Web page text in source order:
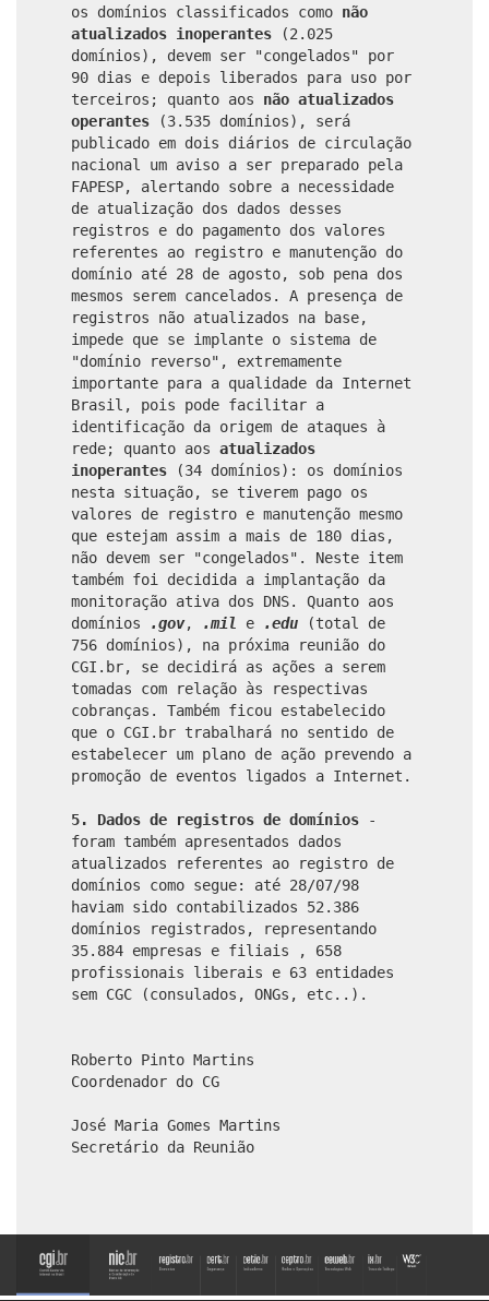
os domínios classificados como não
atualizados inoperantes (2.025
domínios), devem ser "congelados" por
90 dias e depois liberados para uso por
terceiros; quanto aos não atualizados
operantes (3.535 domínios), será
publicado em dois diários de circulação
nacional um aviso a ser preparado pela
FAPESP, alertando sobre a necessidade
de atualização dos dados desses
registros e do pagamento dos valores
referentes ao registro e manutenção do
domínio até 28 de agosto, sob pena dos
mesmos serem cancelados. A presença de
registros não atualizados na base,
impede que se implante o sistema de
"domínio reverso", extremamente
importante para a qualidade da Internet
Brasil, pois pode facilitar a
identificação da origem de ataques à
rede; quanto aos atualizados
inoperantes (34 domínios): os domínios
nesta situação, se tiverem pago os
valores de registro e manutenção mesmo
que estejam assim a mais de 180 dias,
não devem ser "congelados". Neste item
também foi decidida a implantação da
monitoração ativa dos DNS. Quanto aos
domínios
.gov, .mil e .edu (total de
756 domínios), na próxima reunião do
CGI.br, se decidirá as ações a serem
tomadas com relação às respectivas
cobranças. Também ficou estabelecido
que o CGI.br trabalhará no sentido de
estabelecer um plano de ação prevendo a
promoção de eventos ligados a Internet.
5. Dados de registros de domínios -
foram também apresentados dados
atualizados referentes ao registro de
domínios como segue: até 28/07/98
haviam sido contabilizados 52.386
domínios registrados, representando
35.884 empresas e filiais , 658
profissionais liberais e 63 entidades
sem CGC (consulados, ONGs, etc..).
Roberto Pinto Martins
Coordenador do CG
José Maria Gomes Martins
Secretário da Reunião